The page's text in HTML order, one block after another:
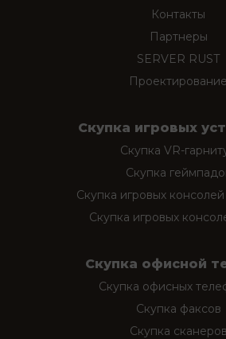
Контакты
Партнеры
SERVER RUST
Проектирование
Скупка игровых
Скупка VR-
Скупка
Скупка игровых
Скупка игровых
Скупка офисной
Скупка офисных
Скупка факсов
Скупка сканеров